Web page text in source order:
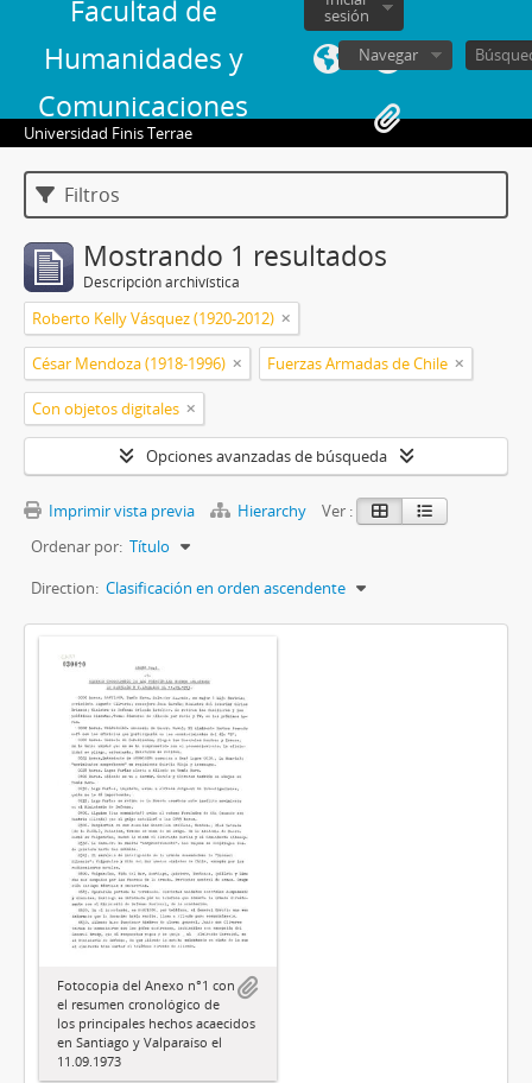
Facultad de
Humanidades y
Comunicaciones
sesión
Navegar
Universidad Finis Terrae
Filtros
Mostrando 1 resultados
Descripción archivística
Roberto Kelly Vásquez (1920-2012)
César Mendoza (1918-1996) Fuerzas Armadas de Chile
Con objetos digitales
Opciones avanzadas de búsqueda
Imprimir vista previa Hierarchy
Ver :
Ordenar por: Título
Direction: Clasificación en orden ascendente
Fotocopia del Anexo n°1 con
el resumen cronológico de
los principales hechos acaecidos
en Santiago y Valparaíso el
11.09.1973